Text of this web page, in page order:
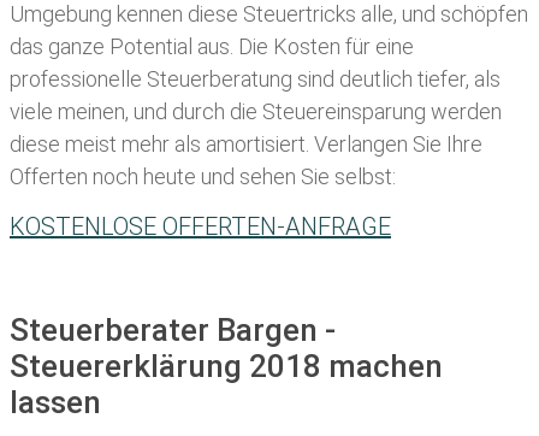
Umgebung kennen diese Steuertricks alle, und schöpfen
das ganze Potential aus. Die Kosten für eine
professionelle Steuerberatung sind deutlich tiefer, als
viele meinen, und durch die Steuereinsparung werden
diese meist mehr als amortisiert. Verlangen Sie Ihre
Offerten noch heute und sehen Sie selbst:
KOSTENLOSE OFFERTEN-ANFRAGE
Steuerberater Bargen -
Steuererklärung 2018 machen
lassen